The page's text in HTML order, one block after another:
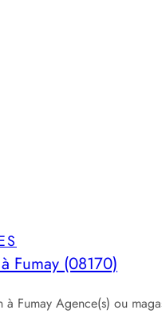
Fumay (08170)
Fumay Agence(s) ou